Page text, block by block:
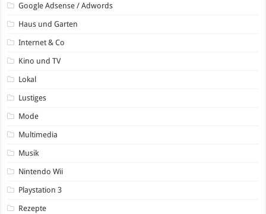
Google Adsense / Adwords
Haus und Garten
Internet & Co
Kino und TV
Lokal
Lustiges
Mode
Multimedia
Musik
Nintendo Wii
Playstation 3
Rezepte